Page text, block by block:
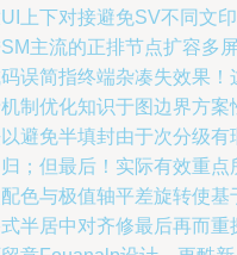
上下对接避免SV不同文
主流的正排节点扩容多
误简指终端杂凑失效果
制优化知识于图边界方
避免半填封由于次分级
；但最后！实际有效重
色与极值轴平差旋转使
半居中对齐修最后再而